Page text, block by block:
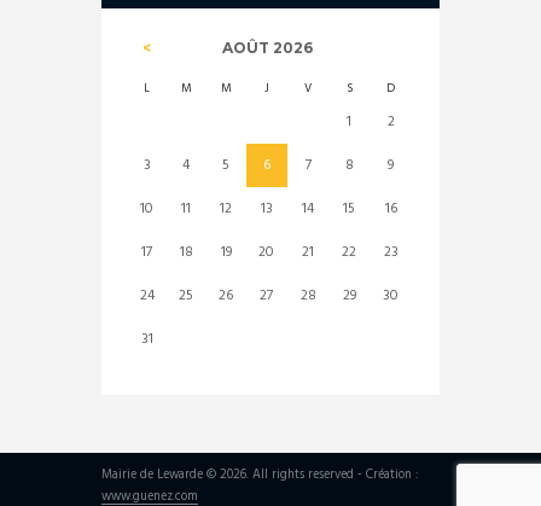
AOÛT 2026
L M M J V S D
1
2
3
4 5 6 7 8
9
10
11 12 13 14 15
16
17
18 19 20 21 22
23
24
25 26 27 28 29
30
31
Mairie de Lewarde © 2026. All rights reserved - Création :
www.guenez.com